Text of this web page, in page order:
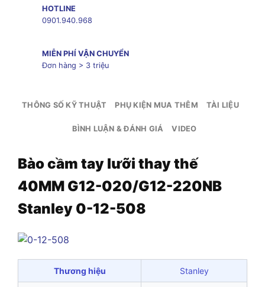
HOTLINE
0901.940.968
MIỄN PHÍ VẬN CHUYỂN
Đơn hàng > 3 triệu
THÔNG SỐ KỸ THUẬT PHỤ KIỆN MUA THÊM TÀI LIỆU
BÌNH LUẬN & ĐÁNH GIÁ VIDEO
Bào cầm tay lưỡi thay thế
40MM G12-020/G12-220NB
Stanley 0-12-508
Thương hiệu Stanley